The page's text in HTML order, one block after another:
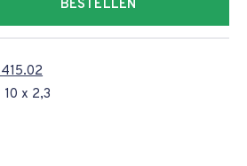
BESTELLEN
10 x 2,3